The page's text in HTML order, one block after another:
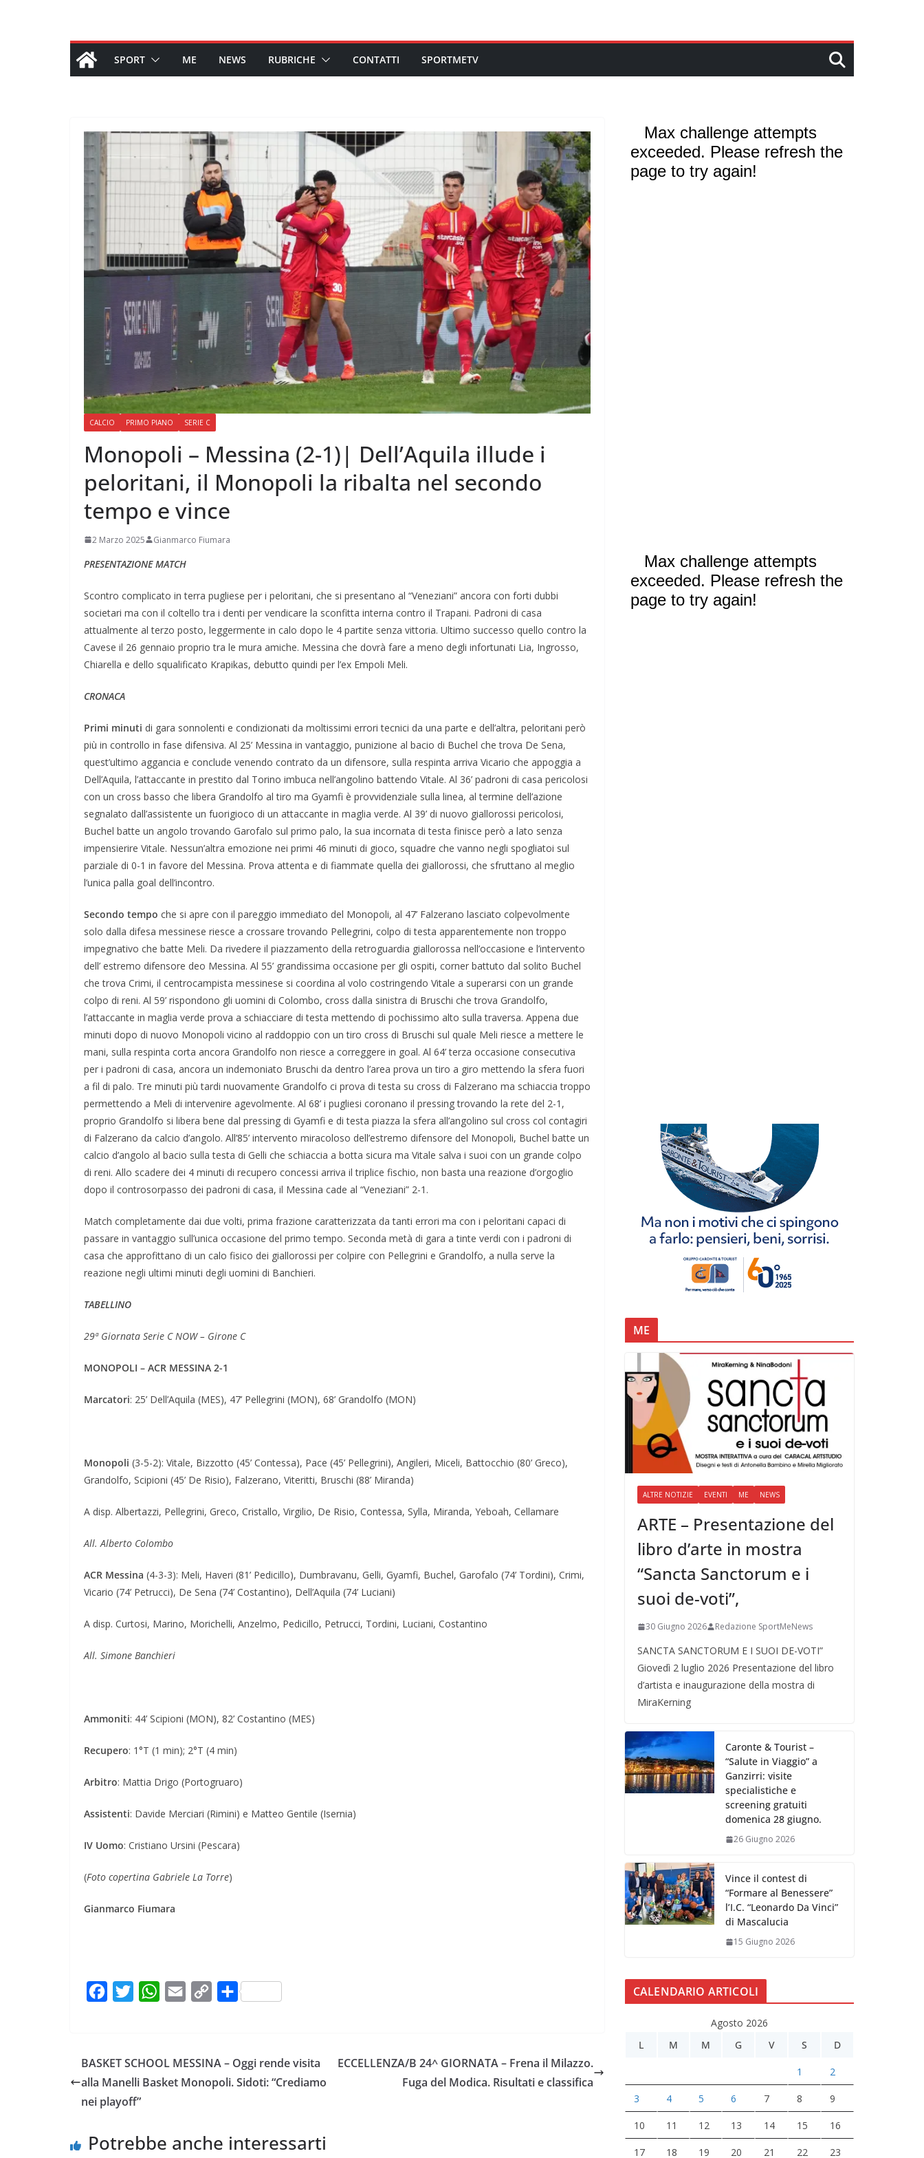
SPORT ME NEWS RUBRICHE CONTATTI SPORTMETV
CALCIO PRIMO PIANO SERIE C
Monopoli – Messina (2-1)| Dell’Aquila illude i
peloritani, il Monopoli la ribalta nel secondo
tempo e vince
2 Marzo 2025 Gianmarco Fiumara
PRESENTAZIONE MATCH
Scontro complicato in terra pugliese per i peloritani, che si presentano al “Veneziani” ancora con forti dubbi
societari ma con il coltello tra i denti per vendicare la sconfitta interna contro il Trapani. Padroni di casa
attualmente al terzo posto, leggermente in calo dopo le 4 partite senza vittoria. Ultimo successo quello contro la
Cavese il 26 gennaio proprio tra le mura amiche. Messina che dovrà fare a meno degli infortunati Lia, Ingrosso,
Chiarella e dello squalificato Krapikas, debutto quindi per l’ex Empoli Meli.
CRONACA
Primi minuti di gara sonnolenti e condizionati da moltissimi errori tecnici da una parte e dell’altra, peloritani però
più in controllo in fase difensiva. Al 25’ Messina in vantaggio, punizione al bacio di Buchel che trova De Sena,
quest’ultimo aggancia e conclude venendo contrato da un difensore, sulla respinta arriva Vicario che appoggia a
Dell’Aquila, l’attaccante in prestito dal Torino imbuca nell’angolino battendo Vitale. Al 36’ padroni di casa pericolosi
con un cross basso che libera Grandolfo al tiro ma Gyamfi è provvidenziale sulla linea, al termine dell’azione
segnalato dall’assistente un fuorigioco di un attaccante in maglia verde. Al 39’ di nuovo giallorossi pericolosi,
Buchel batte un angolo trovando Garofalo sul primo palo, la sua incornata di testa finisce però a lato senza
impensierire Vitale. Nessun’altra emozione nei primi 46 minuti di gioco, squadre che vanno negli spogliatoi sul
parziale di 0-1 in favore del Messina. Prova attenta e di fiammate quella dei giallorossi, che sfruttano al meglio
l’unica palla goal dell’incontro.
Secondo tempo che si apre con il pareggio immediato del Monopoli, al 47’ Falzerano lasciato colpevolmente
solo dalla difesa messinese riesce a crossare trovando Pellegrini, colpo di testa apparentemente non troppo
impegnativo che batte Meli. Da rivedere il piazzamento della retroguardia giallorossa nell’occasione e l’intervento
dell’ estremo difensore deo Messina. Al 55’ grandissima occasione per gli ospiti, corner battuto dal solito Buchel
che trova Crimi, il centrocampista messinese si coordina al volo costringendo Vitale a superarsi con un grande
colpo di reni. Al 59’ rispondono gli uomini di Colombo, cross dalla sinistra di Bruschi che trova Grandolfo,
l’attaccante in maglia verde prova a schiacciare di testa mettendo di pochissimo alto sulla traversa. Appena due
minuti dopo di nuovo Monopoli vicino al raddoppio con un tiro cross di Bruschi sul quale Meli riesce a mettere le
mani, sulla respinta corta ancora Grandolfo non riesce a correggere in goal. Al 64’ terza occasione consecutiva
per i padroni di casa, ancora un indemoniato Bruschi da dentro l’area prova un tiro a giro mettendo la sfera fuori
a fil di palo. Tre minuti più tardi nuovamente Grandolfo ci prova di testa su cross di Falzerano ma schiaccia troppo
permettendo a Meli di intervenire agevolmente. Al 68’ i pugliesi coronano il pressing trovando la rete del 2-1,
proprio Grandolfo si libera bene dal pressing di Gyamfi e di testa piazza la sfera all’angolino sul cross col contagiri
di Falzerano da calcio d’angolo. All’85’ intervento miracoloso dell’estremo difensore del Monopoli, Buchel batte un
calcio d’angolo al bacio sulla testa di Gelli che schiaccia a botta sicura ma Vitale salva i suoi con un grande colpo
di reni. Allo scadere dei 4 minuti di recupero concessi arriva il triplice fischio, non basta una reazione d’orgoglio
dopo il controsorpasso dei padroni di casa, il Messina cade al “Veneziani” 2-1.
Match completamente dai due volti, prima frazione caratterizzata da tanti errori ma con i peloritani capaci di
passare in vantaggio sull’unica occasione del primo tempo. Seconda metà di gara a tinte verdi con i padroni di
casa che approfittano di un calo fisico dei giallorossi per colpire con Pellegrini e Grandolfo, a nulla serve la
reazione negli ultimi minuti degli uomini di Banchieri.
TABELLINO
29ª Giornata Serie C NOW – Girone C
MONOPOLI – ACR MESSINA 2-1
Marcatori: 25’ Dell’Aquila (MES), 47’ Pellegrini (MON), 68’ Grandolfo (MON)
Monopoli (3-5-2): Vitale, Bizzotto (45’ Contessa), Pace (45’ Pellegrini), Angileri, Miceli, Battocchio (80’ Greco),
Grandolfo, Scipioni (45’ De Risio), Falzerano, Viteritti, Bruschi (88’ Miranda)
A disp. Albertazzi, Pellegrini, Greco, Cristallo, Virgilio, De Risio, Contessa, Sylla, Miranda, Yeboah, Cellamare
All. Alberto Colombo
ACR Messina (4-3-3): Meli, Haveri (81’ Pedicillo), Dumbravanu, Gelli, Gyamfi, Buchel, Garofalo (74’ Tordini), Crimi,
Vicario (74’ Petrucci), De Sena (74’ Costantino), Dell’Aquila (74’ Luciani)
A disp. Curtosi, Marino, Morichelli, Anzelmo, Pedicillo, Petrucci, Tordini, Luciani, Costantino
All. Simone Banchieri
Ammoniti: 44’ Scipioni (MON), 82’ Costantino (MES)
Recupero: 1°T (1 min); 2°T (4 min)
Arbitro: Mattia Drigo (Portogruaro)
Assistenti: Davide Merciari (Rimini) e Matteo Gentile (Isernia)
IV Uomo: Cristiano Ursini (Pescara)
(Foto copertina Gabriele La Torre)
Gianmarco Fiumara
o
k
t
e
W
s
C
BASKET SCHOOL MESSINA – Oggi rende visita
alla Manelli Basket Monopoli. Sidoti: “Crediamo
nei playoff”
ECCELLENZA/B 24^ GIORNATA – Frena il Milazzo.
Fuga del Modica. Risultati e classifica
Potrebbe anche interessarti
ME
ALTRE NOTIZIE EVENTI ME NEWS
ARTE – Presentazione del
libro d’arte in mostra
“Sancta Sanctorum e i
suoi de-voti”,
30 Giugno 2026 Redazione SportMeNews
SANCTA SANCTORUM E I SUOI DE-VOTI”
Giovedì 2 luglio 2026 Presentazione del libro
d’artista e inaugurazione della mostra di
MiraKerning
Caronte & Tourist –
“Salute in Viaggio” a
Ganzirri: visite
specialistiche e
screening gratuiti
domenica 28 giugno.
26 Giugno 2026
Vince il contest di
“Formare al Benessere”
l’I.C. “Leonardo Da Vinci”
di Mascalucia
15 Giugno 2026
CALENDARIO ARTICOLI
Agosto 2026
L
M M G V S D
1 2
3 4 5 6 7 8 9
10 11 12 13 14 15 16
17 18 19 20 21 22 23